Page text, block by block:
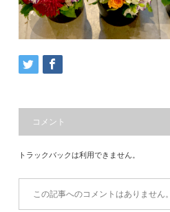
コメント
トラックバックは利用できません。
この記事へのコメントはありません。